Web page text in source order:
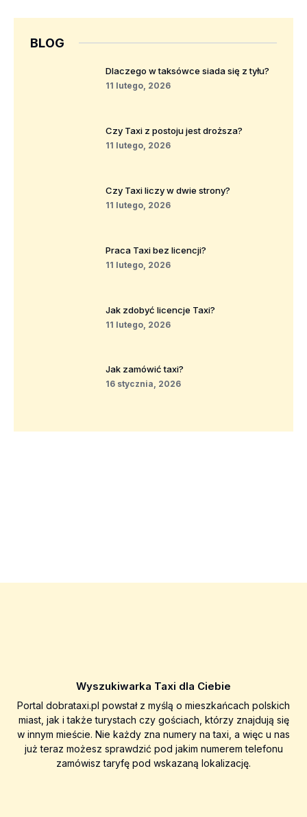
BLOG
Dlaczego w taksówce siada się z tyłu?
11 lutego, 2026
Czy Taxi z postoju jest droższa?
11 lutego, 2026
Czy Taxi liczy w dwie strony?
11 lutego, 2026
Praca Taxi bez licencji?
11 lutego, 2026
Jak zdobyć licencje Taxi?
11 lutego, 2026
Jak zamówić taxi?
16 stycznia, 2026
Wyszukiwarka Taxi dla Ciebie
Portal dobrataxi.pl powstał z myślą o mieszkańcach polskich
miast, jak i także turystach czy gościach, którzy znajdują się
w innym mieście. Nie każdy zna numery na taxi, a więc u nas
już teraz możesz sprawdzić pod jakim numerem telefonu
zamówisz taryfę pod wskazaną lokalizację.